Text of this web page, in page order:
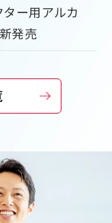
ー用アルカ
発売